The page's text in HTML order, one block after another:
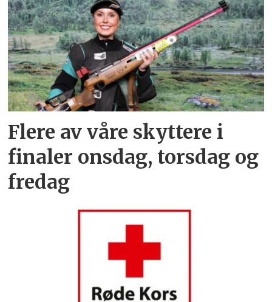
Flere av våre skyttere i
finaler onsdag, torsdag og
fredag